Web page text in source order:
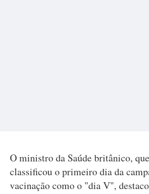
O ministro da Saúde britânico,
classificou o primeiro dia da
vacinação como o "dia V",